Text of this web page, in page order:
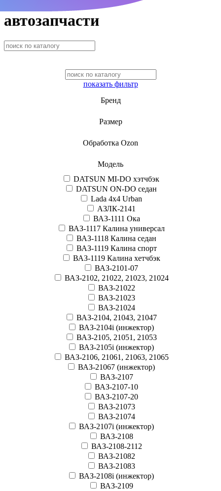
автозапчасти
показать фильтр
Бренд
Размер
Обработка Ozon
Модель
DATSUN MI-DO хэтчбэк
DATSUN ON-DO седан
Lada 4x4 Urban
АЗЛК-2141
ВАЗ-1111 Ока
ВАЗ-1117 Калина универсал
ВАЗ-1118 Калина седан
ВАЗ-1119 Калина спорт
ВАЗ-1119 Калина хетчбэк
ВАЗ-2101-07
ВАЗ-2102, 21022, 21023, 21024
ВАЗ-21022
ВАЗ-21023
ВАЗ-21024
ВАЗ-2104, 21043, 21047
ВАЗ-2104i (инжектор)
ВАЗ-2105, 21051, 21053
ВАЗ-2105i (инжектор)
ВАЗ-2106, 21061, 21063, 21065
ВАЗ-21067 (инжектор)
ВАЗ-2107
ВАЗ-2107-10
ВАЗ-2107-20
ВАЗ-21073
ВАЗ-21074
ВАЗ-2107i (инжектор)
ВАЗ-2108
ВАЗ-2108-2112
ВАЗ-21082
ВАЗ-21083
ВАЗ-2108i (инжектор)
ВАЗ-2109